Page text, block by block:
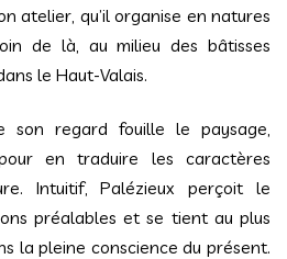
atelier, qu’il organise en natures
de là, au milieu des bâtisses
le Haut-Valais.
son regard fouille le paysage,
en traduire les caractères
Intuitif, Palézieux perçoit le
préalables et se tient au plus
la pleine conscience du présent.